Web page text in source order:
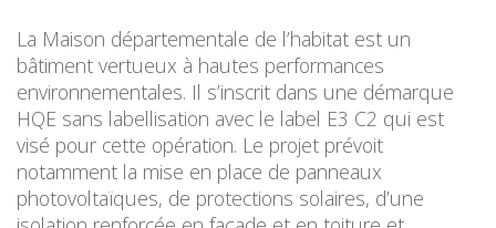
La Maison départementale de l’habitat est un
bâtiment vertueux à hautes performances
environnementales. Il s’inscrit dans une démarque
HQE sans labellisation avec le label E3 C2 qui est
visé pour cette opération. Le projet prévoit
notamment la mise en place de panneaux
photovoltaïques, de protections solaires, d’une